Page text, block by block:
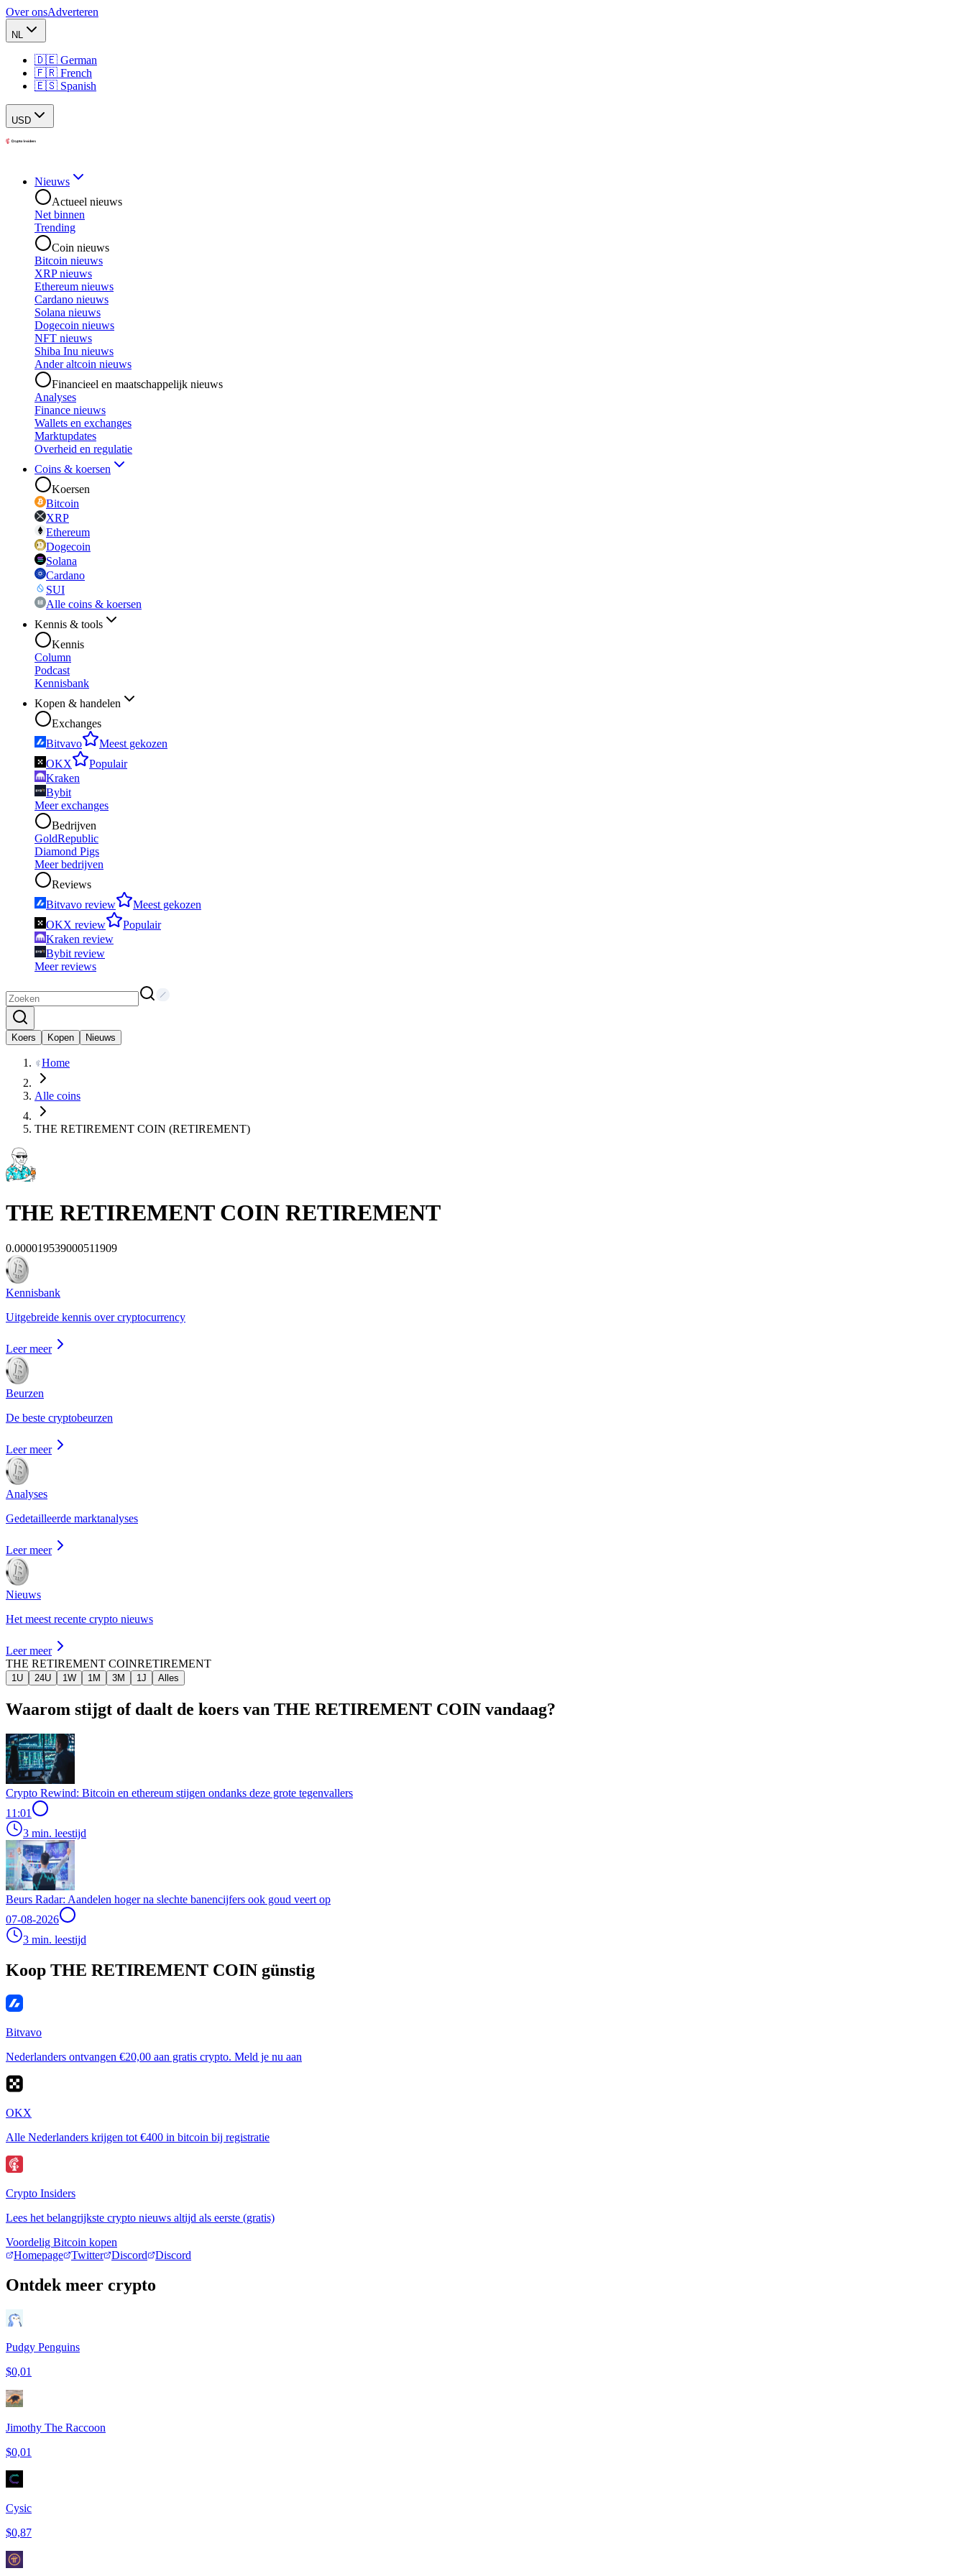
Over onsAdverteren
NL
🇩🇪 German
🇫🇷 French
🇪🇸 Spanish
USD
Nieuws
Actueel nieuws
Net binnen
Trending
Coin nieuws
Bitcoin nieuws
XRP nieuws
Ethereum nieuws
Cardano nieuws
Solana nieuws
Dogecoin nieuws
NFT nieuws
Shiba Inu nieuws
Ander altcoin nieuws
Financieel en maatschappelijk nieuws
Analyses
Finance nieuws
Wallets en exchanges
Marktupdates
Overheid en regulatie
Coins & koersen
Koersen
Bitcoin
XRP
Ethereum
Dogecoin
Solana
Cardano
SUI
Alle coins & koersen
Kennis & tools
Kennis
Column
Podcast
Kennisbank
Kopen & handelen
Exchanges
Bitvavo
Meest gekozen
OKX
Populair
Kraken
Bybit
Meer exchanges
Bedrijven
GoldRepublic
Diamond Pigs
Meer bedrijven
Reviews
Bitvavo review
Meest gekozen
OKX review
Populair
Kraken review
Bybit review
Meer reviews
Koers Kopen Nieuws
Home
Alle coins
THE RETIREMENT COIN (RETIREMENT)
THE RETIREMENT COIN RETIREMENT
0.000019539000511909
Kennisbank
Uitgebreide kennis over cryptocurrency
Leer meer
Beurzen
De beste cryptobeurzen
Leer meer
Analyses
Gedetailleerde marktanalyses
Leer meer
Nieuws
Het meest recente crypto nieuws
Leer meer
THE RETIREMENT COINRETIREMENT
1U 24U 1W 1M 3M 1J Alles
Waarom stijgt of daalt de koers van THE RETIREMENT COIN vandaag?
Crypto Rewind: Bitcoin en ethereum stijgen ondanks deze grote tegenvallers
11:01
3 min. leestijd
Beurs Radar: Aandelen hoger na slechte banencijfers ook goud veert op
07-08-2026
3 min. leestijd
Koop THE RETIREMENT COIN günstig
Bitvavo
Nederlanders ontvangen €20,00 aan gratis crypto. Meld je nu aan
OKX
Alle Nederlanders krijgen tot €400 in bitcoin bij registratie
Crypto Insiders
Lees het belangrijkste crypto nieuws altijd als eerste (gratis)
Voordelig Bitcoin kopen
Homepage
Twitter Discord Discord
Ontdek meer crypto
Pudgy Penguins
$0,01
Jimothy The Raccoon
$0,01
Cysic
$0,87